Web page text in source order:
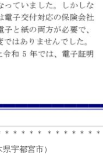
＊＊＊＊ ＊＊＊＊＊＊＊
宇都宮市）